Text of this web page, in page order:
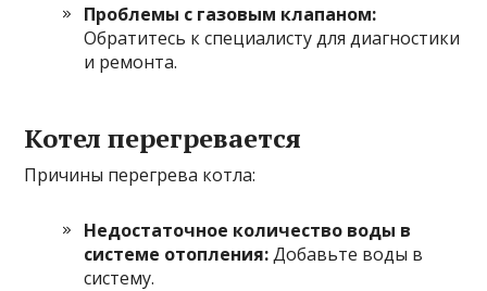
Проблемы с газовым клапаном:
Обратитесь к специалисту для диагностики
и ремонта.
Котел перегревается
Причины перегрева котла:
Недостаточное количество воды в
системе отопления:Добавьте воды в
систему.